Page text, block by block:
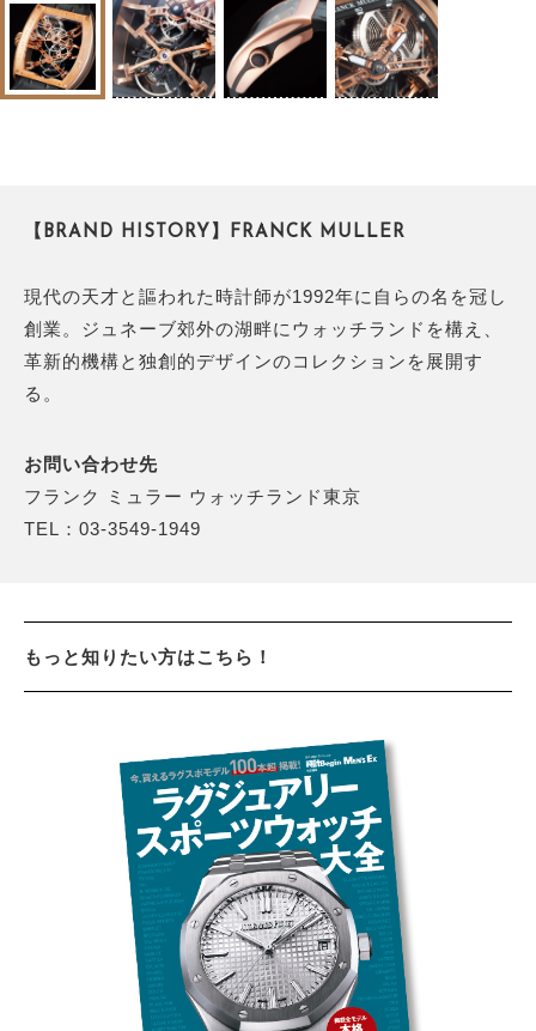
【BRAND HISTORY】FRANCK MULLER
現代の天才と謳われた時計師が1992年に自らの名を冠し
創業。ジュネーブ郊外の湖畔にウォッチランドを構え、
革新的機構と独創的デザインのコレクションを展開す
る。
お問い合わせ先
フランク ミュラー ウォッチランド東京
TEL：03-3549-1949
もっと知りたい方はこちら！